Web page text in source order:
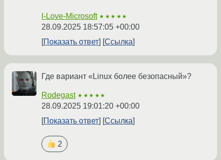
I-Love-Microsoft ★★★★★
28.09.2025 18:57:05 +00:00
Показать ответ
Ссылка
Где вариант «Linux более безопасный»?
Rodegast ★★★★★
28.09.2025 19:01:20 +00:00
Показать ответ
Ссылка
2